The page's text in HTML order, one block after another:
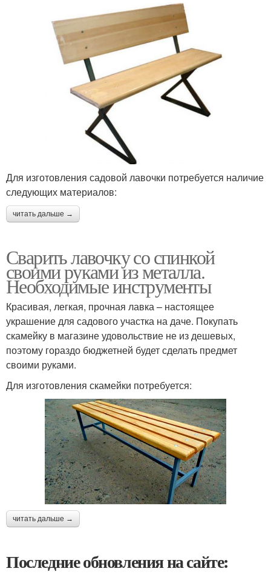
Для изготовления садовой лавочки потребуется наличие
следующих материалов:
читать дальше →
Сварить лавочку со спинкой
своими руками из металла.
Необходимые инструменты
Красивая, легкая, прочная лавка – настоящее
украшение для садового участка на даче. Покупать
скамейку в магазине удовольствие не из дешевых,
поэтому гораздо бюджетней будет сделать предмет
своими руками.
Для изготовления скамейки потребуется:
читать дальше →
Последние обновления на сайте: